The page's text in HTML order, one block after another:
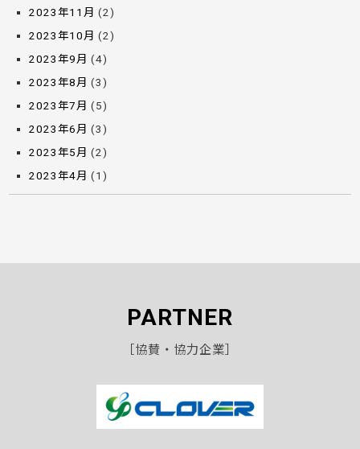
2023年11月 (2)
2023年10月 (2)
2023年9月 (4)
2023年8月 (3)
2023年7月 (5)
2023年6月 (3)
2023年5月 (2)
2023年4月 (1)
PARTNER
［協賛・協力企業］